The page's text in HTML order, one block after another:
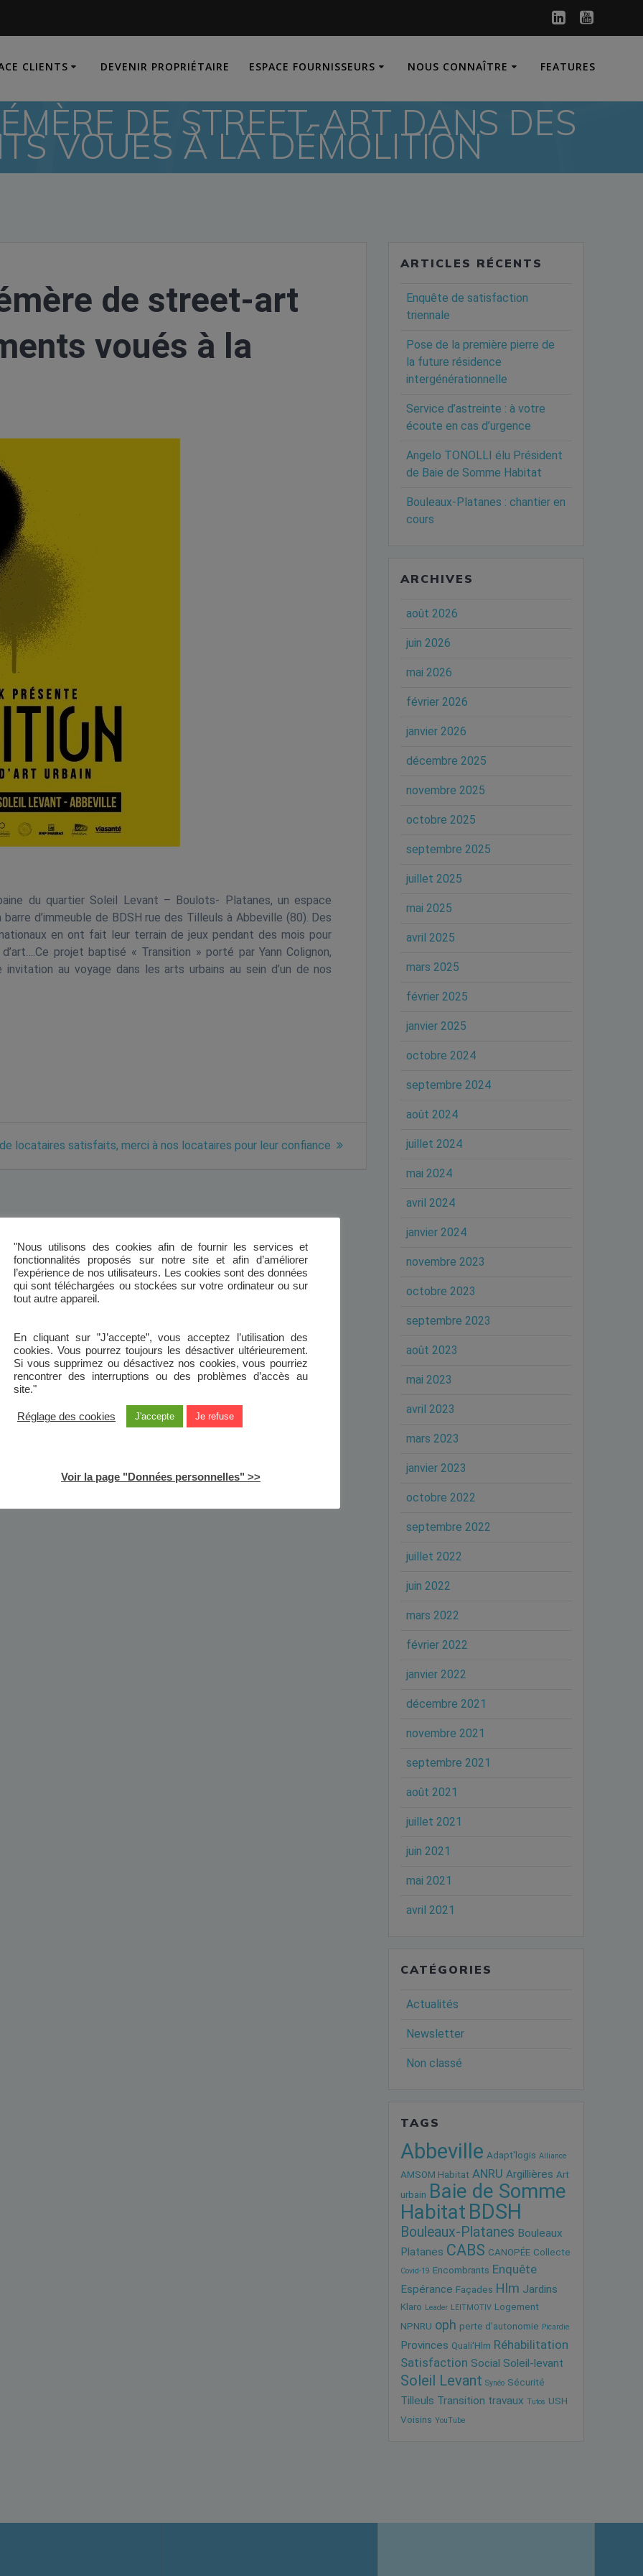
CLIENTS DEVENIR PROPRIÉTAIRE ESPACE FOURNISSEURS NOUS CONNAÎTRE FEATURES
DE STREET-ART DANS DES
VOUÉS À LA DÉMOLITION
de street-art
voués à la
du quartier Soleil Levant – Boulots- Platanes, un espace
d’immeuble de BDSH rue des Tilleuls à Abbeville (80). Des
en ont fait leur terrain de jeux pendant des mois pour
projet baptisé « Transition » porté par Yann Colignon,
au voyage dans les arts urbains au sein d’un de nos
locataires satisfaits, merci à nos locataires pour leur confiance
ARTICLES RÉCENTS
Enquête de satisfaction
triennale
Pose de la première pierre de
la future résidence
intergénérationnelle
Service d’astreinte : à votre
écoute en cas d’urgence
Angelo TONOLLI élu Président
de Baie de Somme Habitat
Bouleaux-Platanes : chantier en
cours
ARCHIVES
août 2026
juin 2026
mai 2026
février 2026
janvier 2026
décembre 2025
novembre 2025
octobre 2025
septembre 2025
juillet 2025
mai 2025
avril 2025
mars 2025
février 2025
janvier 2025
octobre 2024
septembre 2024
août 2024
juillet 2024
mai 2024
avril 2024
janvier 2024
novembre 2023
octobre 2023
septembre 2023
août 2023
mai 2023
avril 2023
mars 2023
janvier 2023
octobre 2022
septembre 2022
juillet 2022
juin 2022
mars 2022
février 2022
janvier 2022
décembre 2021
novembre 2021
septembre 2021
août 2021
juillet 2021
juin 2021
mai 2021
avril 2021
CATÉGORIES
Actualités
Newsletter
Non classé
TAGS
Abbeville Adapt'logis Alliance
AMSOM Habitat ANRU Argillières Art
urbain Baie de Somme
Habitat BDSH
Bouleaux-Platanes Bouleaux
Platanes CABS CANOPÉE Collecte
Covid-19 Encombrants Enquête
Espérance Façades Hlm Jardins
Klaro Leader LEITMOTIV Logement
NPNRU oph perte d'autonomie Picardie
Provinces Quali'Hlm Réhabilitation
Satisfaction Social Soleil-levant
Soleil Levant Synéo Sécurité
Tilleuls Transition travaux Tutos USH
Voisins YouTube
"Nous utilisons des cookies afin de fournir les services et
fonctionnalités proposés sur notre site et afin d’améliorer
l’expérience de nos utilisateurs. Les cookies sont des données
qui sont téléchargées ou stockées sur votre ordinateur ou sur
tout autre appareil.
En cliquant sur ”J’accepte”, vous acceptez l’utilisation des
cookies. Vous pourrez toujours les désactiver ultérieurement.
Si vous supprimez ou désactivez nos cookies, vous pourriez
rencontrer des interruptions ou des problèmes d’accès au
site."
Réglage des cookies J'accepte Je refuse
Voir la page "Données personnelles" >>